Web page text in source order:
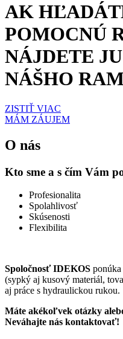
AK
POMOCNÚ
NÁJDETE
NÁŠHO
ZISTIŤ VIAC
MÁM ZÁUJEM
O nás
Kto sme a s čím Vám
Profesionalita
Spolahlivosť
Skúsenosti
Flexibilita
Spoločnosť IDEKOS ponúka
(sypký aj kusový materiál,
aj práce s hydraulickou rukou.
Máte akékoľvek otázky
Neváhajte nás kontaktovať!